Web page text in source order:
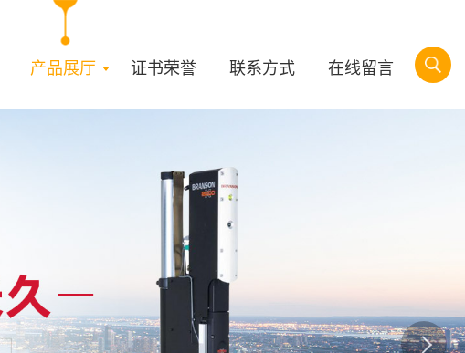
产品展厅 证书荣誉 联系方式 在线留言